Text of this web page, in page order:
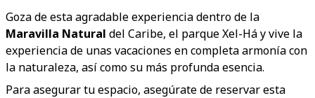
Goza de esta agradable experiencia dentro de la
Maravilla Natural del Caribe, el parque Xel-Há y vive la
experiencia de unas vacaciones en completa armonía con
la naturaleza, así como su más profunda esencia.
Para asegurar tu espacio, asegúrate de reservar esta